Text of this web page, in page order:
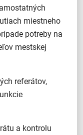
miestneho
potreby na
mestskej
referátov,
a kontrolu